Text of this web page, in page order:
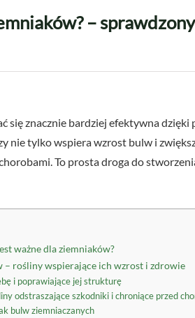
–
się znacznie bardziej efektywna dzięki
nie tylko wspiera wzrost bulw i
To prosta droga do
ważne dla ziemniaków?
– rośliny wspierające ich wzrost i zdrowie
i poprawiające jej strukturę
odstraszające szkodniki i chroniące przed
bulw ziemniaczanych